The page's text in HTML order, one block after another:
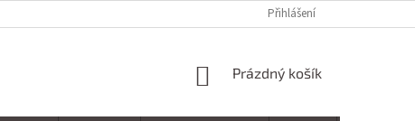
Přihlášení
NÁKUPNÍ
Prázdný košík